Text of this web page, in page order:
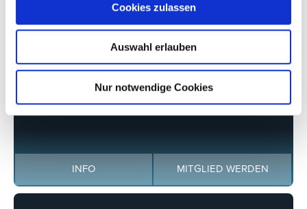
Cookies zulassen
Auswahl erlauben
Nur notwendige Cookies
INFO COMING SOON
DER VERBAND
INFO MITGLIED WERDEN